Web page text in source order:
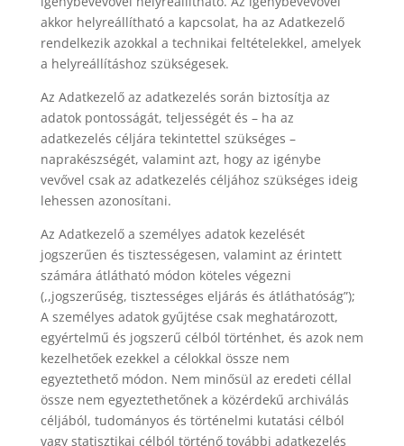
akkor helyreállítható a kapcsolat, ha az Adatkezelő
rendelkezik azokkal a technikai feltételekkel, amelyek
a helyreállításhoz szükségesek.
Az Adatkezelő az adatkezelés során biztosítja az
adatok pontosságát, teljességét és – ha az
adatkezelés céljára tekintettel szükséges –
naprakészségét, valamint azt, hogy az igénybe
vevővel csak az adatkezelés céljához szükséges ideig
lehessen azonosítani.
Az Adatkezelő a személyes adatok kezelését
jogszerűen és tisztességesen, valamint az érintett
számára átlátható módon köteles végezni
(,,jogszerűség, tisztességes eljárás és átláthatóság”);
A személyes adatok gyűjtése csak meghatározott,
egyértelmű és jogszerű célból történhet, és azok nem
kezelhetőek ezekkel a célokkal össze nem
egyeztethető módon. Nem minősül az eredeti céllal
össze nem egyeztethetőnek a közérdekű archiválás
céljából, tudományos és történelmi kutatási célból
vagy statisztikai célból történő további adatkezelés